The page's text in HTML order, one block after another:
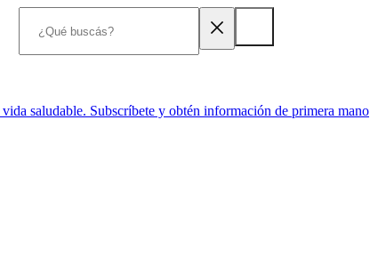
saludable. Subscríbete y obtén información de primera mano